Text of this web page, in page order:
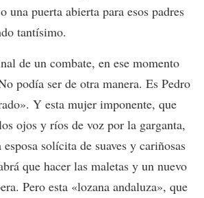
una puerta abierta para esos padres
tantísimo.
de un combate, en ese momento
podía ser de otra manera. Es Pedro
Y esta mujer imponente, que
ojos y ríos de voz por la garganta,
solícita de suaves y cariñosas
que hacer las maletas y un nuevo
Pero esta «lozana andaluza», que